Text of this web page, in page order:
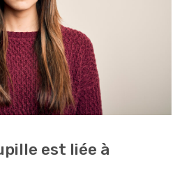
est liée à